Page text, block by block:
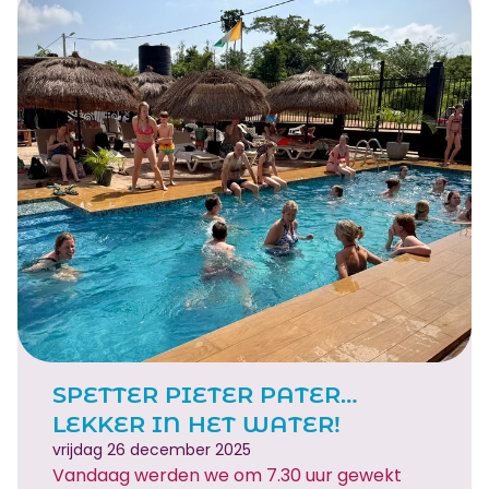
r
i
j
d
e
n
,
h
u
i
s
b
z
o
e
k
SPETTER PIETER PATER…
LEKKER IN HET WATER!
vrijdag 26 december 2025
Vandaag werden we om 7.30 uur gewekt